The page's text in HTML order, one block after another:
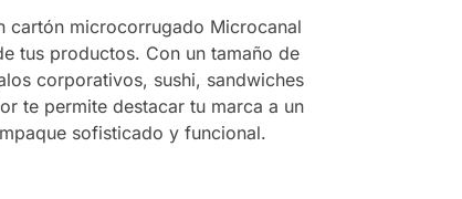
cartón microcorrugado Microcanal
tus productos. Con un tamaño de
corporativos, sushi, sandwiches
te permite destacar tu marca a un
sofisticado y funcional.